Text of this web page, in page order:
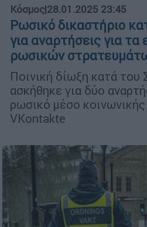
Κόσμος|28.01.2025 23:45
Ρωσικό δικαστήριο
για αναρτήσεις για
ρωσικών
Ποινική δίωξη κατά του
ασκήθηκε για δύο
ρωσικό μέσο
VKontakte